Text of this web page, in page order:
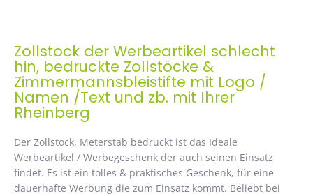
Zollstock der Werbeartikel schlecht
hin, bedruckte Zollstöcke &
Zimmermannsbleistifte mit Logo /
Namen /Text und zb. mit Ihrer
Rheinberg
Der Zollstock, Meterstab bedruckt ist das Ideale
Werbeartikel / Werbegeschenk der auch seinen Einsatz
findet. Es ist ein tolles & praktisches Geschenk, für eine
dauerhafte Werbung die zum Einsatz kommt. Beliebt bei